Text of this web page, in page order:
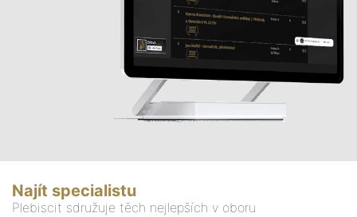
Najít specialistu
Plebiscit sdružuje těch nejlepších v oboru